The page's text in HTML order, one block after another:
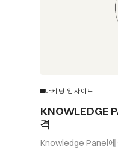
마케팅 인사이트
KNOWLEDGE
격
Knowledge Panel에